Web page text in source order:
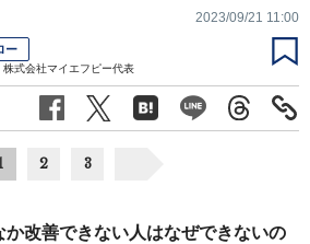
2023/09/21 11:00
ー
式会社マイエフピー代表
2 3
か改善できない人はなぜできないの